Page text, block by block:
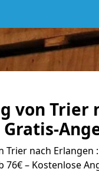
von Trier
Gratis-
Trier nach
76€ – Kostenlose